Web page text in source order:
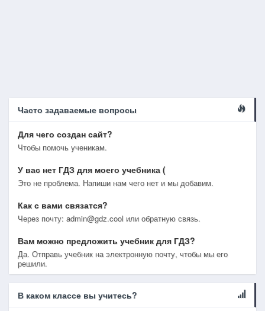
Часто задаваемые вопросы
Для чего создан сайт?
Чтобы помочь ученикам.
У вас нет ГДЗ для моего учебника (
Это не проблема. Напиши нам чего нет и мы добавим.
Как с вами связатся?
Через почту: admin@gdz.cool или обратную связь.
Вам можно предложить учебник для ГДЗ?
Да. Отправь учебник на электронную почту, чтобы мы его
решили.
В каком классе вы учитесь?